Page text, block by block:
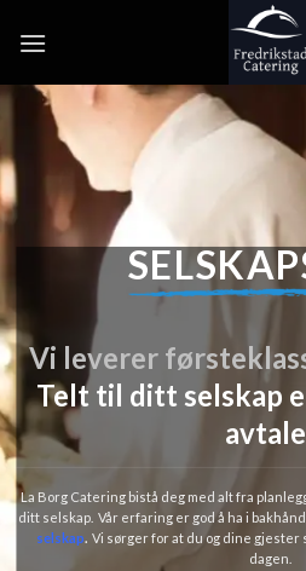
Vi leverer
Telttil ditt selskap
La Borg Catering bistå deg med alt fra
ditt selskap. Vår erfaring er god å ha i
selskap. Vi sørger for at du og dine
dagen.